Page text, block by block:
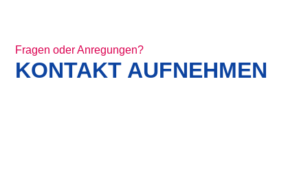
Fragen oder Anregungen?
KONTAKT AUFNEHMEN